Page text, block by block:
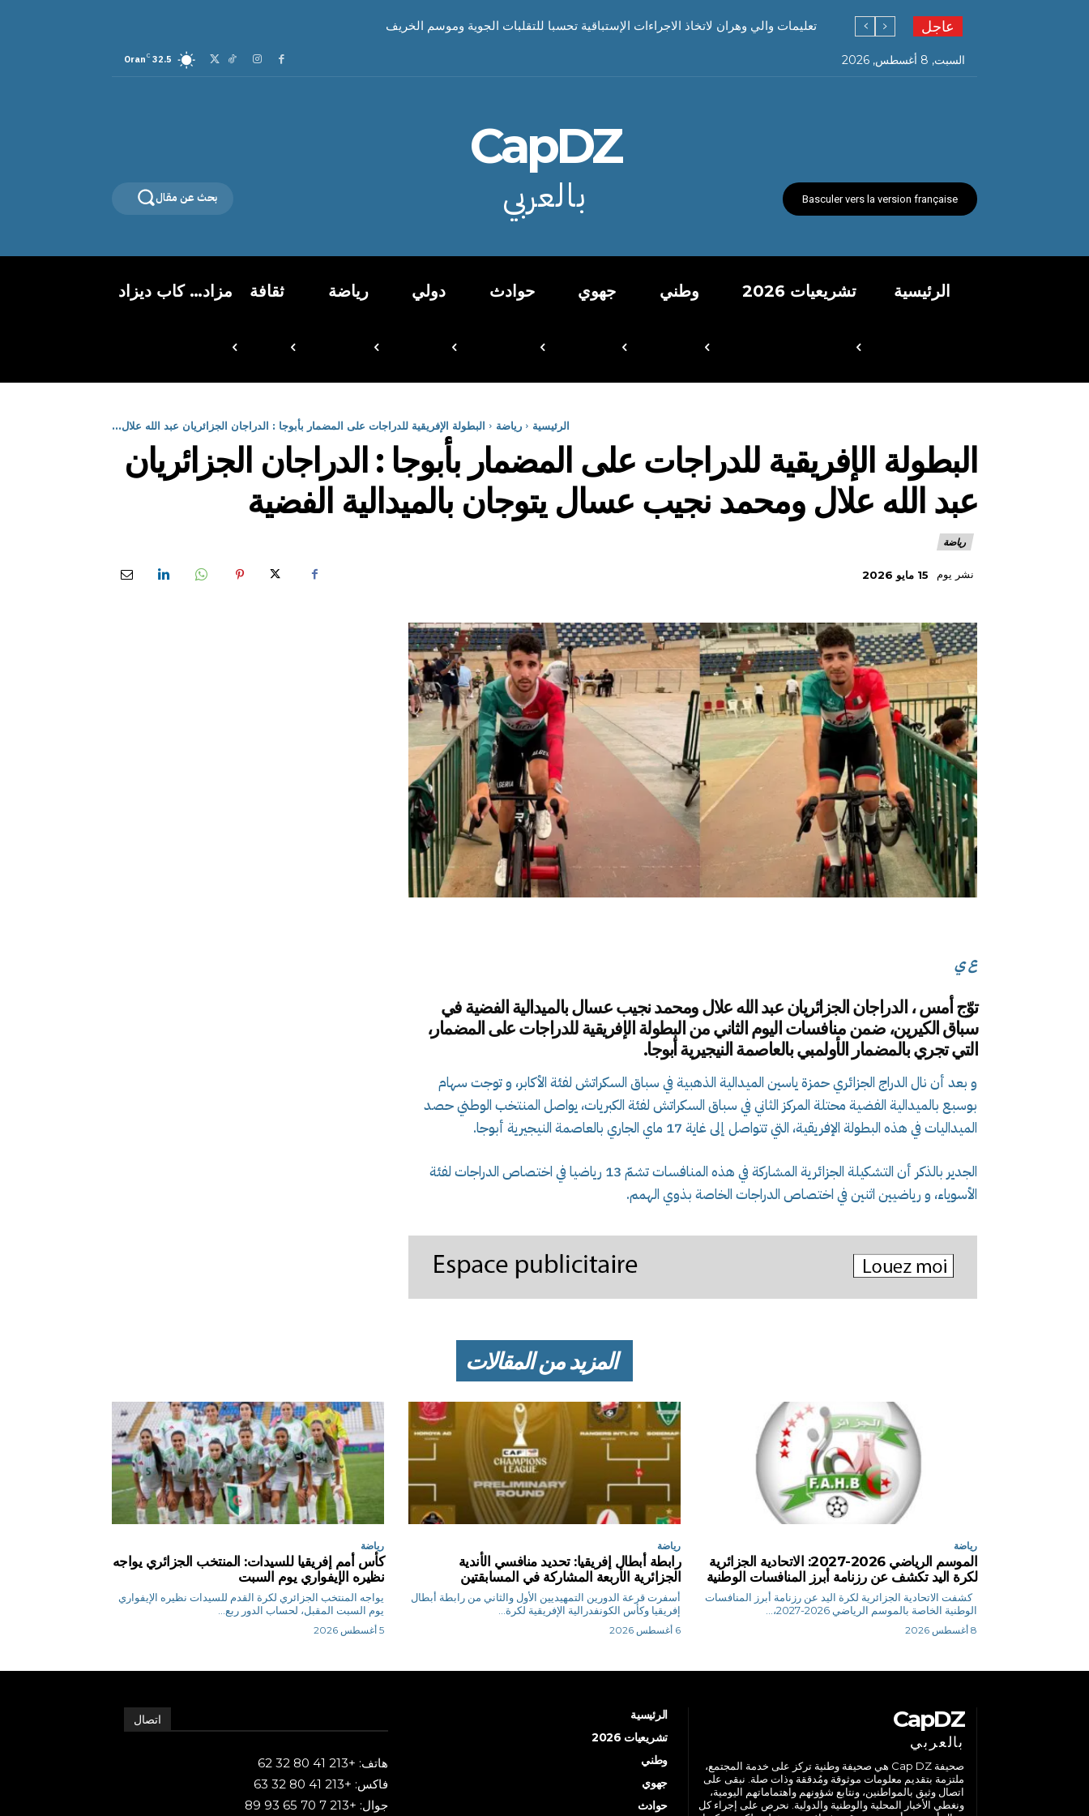
عاجل تعليمات والي وهران لاتخاذ الاجراءات الإستباقية تحسبا للتقلبات الجوية وموسم الخريف
السبت, 8 أغسطس, 2026 32.5
C
Oran
Basculer vers la version française
CapDZ
بالعربي بحث عن مقال
الرئيسية تشريعيات 2026 وطني جهوي حوادث دولي رياضة ثقافة مزاد… كاب ديزاد
الرئيسية رياضة البطولة الإفريقية للدراجات على المضمار بأبوجا : الدراجان الجزائريان عبد الله علال...
البطولة الإفريقية للدراجات على المضمار بأبوجا : الدراجان الجزائريان
عبد الله علال ومحمد نجيب عسال يتوجان بالميدالية الفضية
رياضة
نشر يوم 15 مايو 2026
ع ي
توّج أمس ، الدراجان الجزائريان عبد الله علال ومحمد نجيب عسال بالميدالية الفضية في
سباق الكيرين، ضمن منافسات اليوم الثاني من البطولة الإفريقية للدراجات على المضمار،
التي تجري بالمضمار الأولمبي بالعاصمة النيجيرية أبوجا.
و بعد أن نال الدراج الجزائري حمزة ياسين الميدالية الذهبية في سباق السكراتش لفئة الأكابر، و توجت سهام
بوسبع بالميدالية الفضية محتلة المركز الثاني في سباق السكراتش لفئة الكبريات، يواصل المنتخب الوطني حصد
الميداليات في هذه البطولة الإفريقية، التي تتواصل إلى غاية 17 ماي الجاري بالعاصمة النيجيرية أبوجا.
الجدير بالذكر أن التشكيلة الجزائرية المشاركة في هذه المنافسات تشمّ 13 رياضيا في اختصاص الدراجات لفئة
الأسوياء، و رياضيين اثنين في اختصاص الدراجات الخاصة بذوي الهمم.
المزيد من المقالات
رياضة
الموسم الرياضي 2026-2027: الاتحادية الجزائرية
لكرة اليد تكشف عن رزنامة أبرز المنافسات الوطنية
كشفت الاتحادية الجزائرية لكرة اليد عن رزنامة أبرز المنافسات
الوطنية الخاصة بالموسم الرياضي 2026-2027،...
8 أغسطس 2026
رياضة
رابطة أبطال إفريقيا: تحديد منافسي الأندية
الجزائرية الأربعة المشاركة في المسابقتين
أسفرت قرعة الدورين التمهيديين الأول والثاني من رابطة أبطال
إفريقيا وكأس الكونفدرالية الإفريقية لكرة...
6 أغسطس 2026
رياضة
كأس أمم إفريقيا للسيدات: المنتخب الجزائري يواجه
نظيره الإيفواري يوم السبت
يواجه المنتخب الجزائري لكرة القدم للسيدات نظيره الإيفواري
يوم السبت المقبل، لحساب الدور ربع...
5 أغسطس 2026
CapDZ
بالعربي
صحيفة Cap DZ هي صحيفة وطنية تركز على خدمة المجتمع،
ملتزمة بتقديم معلومات موثوقة ومُدققة وذات صلة. نبقى على
اتصال وثيق بالمواطنين، ونتابع شؤونهم واهتماماتهم اليومية،
ونغطي الأخبار المحلية والوطنية والدولية. نحرص على إجراء كل
الرئيسية
تشريعيات 2026
وطني
جهوي
حوادث
اتصال
هاتف: +213 41 80 32 62
فاكس: +213 41 80 32 63
جوال: +213 7 70 65 93 89